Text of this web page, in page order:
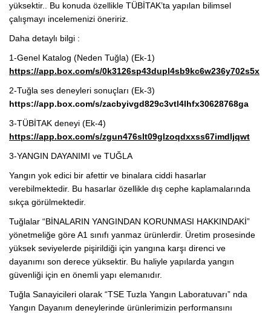
yüksektir.. Bu konuda özellikle TÜBİTAK’ta yapılan bilimsel
çalışmayı incelemenizi öneririz.
Daha detaylı bilgi :
1-Genel Katalog (Neden Tuğla) (Ek-1)
https://app.box.com/s/0k3126sp43dupl4sb9kc6w236y702s5x
2-Tuğla ses deneyleri sonuçları (Ek-3)
https://app.box.com/s/zacbyivgd829c3vtl4lhfx30628768ga
3-TÜBİTAK deneyi (Ek-4)
https://app.box.com/s/zgun476slt09glzoqdxxss67imdljqwt
3-YANGIN DAYANIMI ve TUĞLA
Yangın yok edici bir afettir ve binalara ciddi hasarlar
verebilmektedir. Bu hasarlar özellikle dış cephe kaplamalarında
sıkça görülmektedir.
Tuğlalar “BİNALARIN YANGINDAN KORUNMASI HAKKINDAKİ”
yönetmeliğe göre A1 sınıfı yanmaz ürünlerdir. Üretim prosesinde
yüksek seviyelerde pişirildiği için yangına karşı direnci ve
dayanımı son derece yüksektir. Bu haliyle yapılarda yangın
güvenliği için en önemli yapı elemanıdır.
Tuğla Sanayicileri olarak “TSE Tuzla Yangın Laboratuvarı” nda
Yangın Dayanım deneylerinde ürünlerimizin performansını